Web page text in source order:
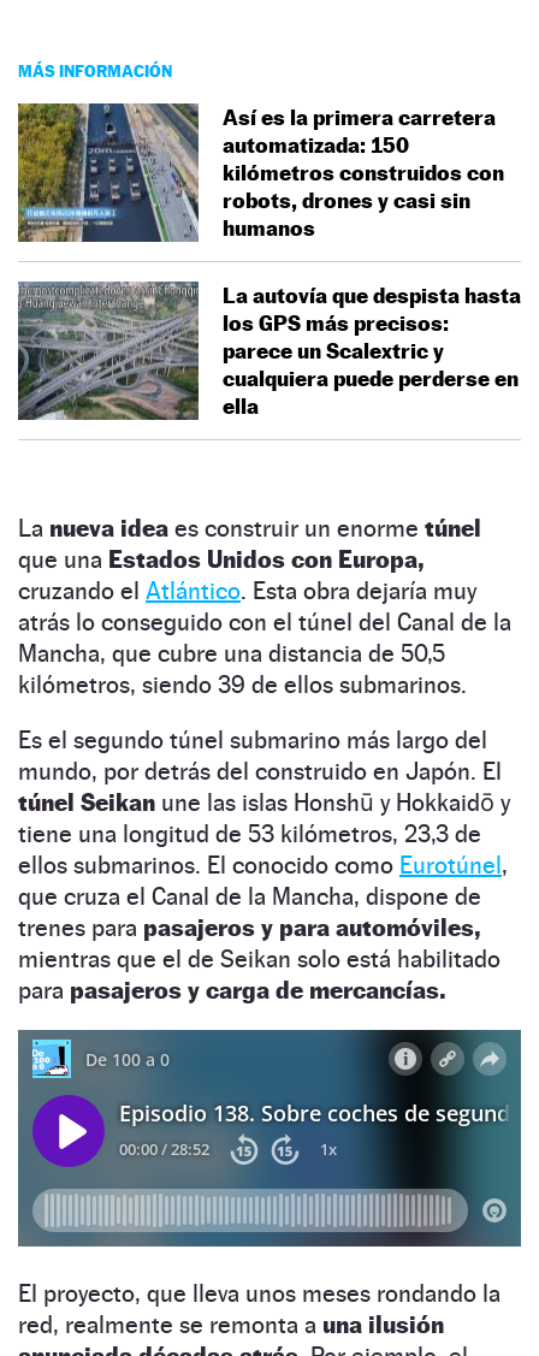
MÁS INFORMACIÓN
Así es la primera carretera
automatizada: 150
kilómetros construidos con
robots, drones y casi sin
humanos
La autovía que despista hasta
los GPS más precisos:
parece un Scalextric y
cualquiera puede perderse en
ella
La nueva idea es construir un enorme túnel
que una Estados Unidos con Europa,
cruzando el Atlántico. Esta obra dejaría muy
atrás lo conseguido con el túnel del Canal de la
Mancha, que cubre una distancia de 50,5
kilómetros, siendo 39 de ellos submarinos.
Es el segundo túnel submarino más largo del
mundo, por detrás del construido en Japón. El
túnel Seikan une las islas Honshū y Hokkaidō y
tiene una longitud de 53 kilómetros, 23,3 de
ellos submarinos. El conocido como Eurotúnel,
que cruza el Canal de la Mancha, dispone de
trenes para pasajeros y para automóviles,
mientras que el de Seikan solo está habilitado
para pasajeros y carga de mercancías.
El proyecto, que lleva unos meses rondando la
red, realmente se remonta a una ilusión